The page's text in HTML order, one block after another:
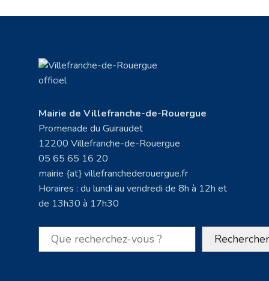
Mairie de Villefranche-de-Rouergue
Promenade du Guiraudet
12200 Villefranche-de-Rouergue
05 65 65 16 20
mairie {at} villefranchederouergue.fr
Horaires : du lundi au vendredi de 8h à 12h et
de 13h30 à 17h30
Rechercher Rechercher